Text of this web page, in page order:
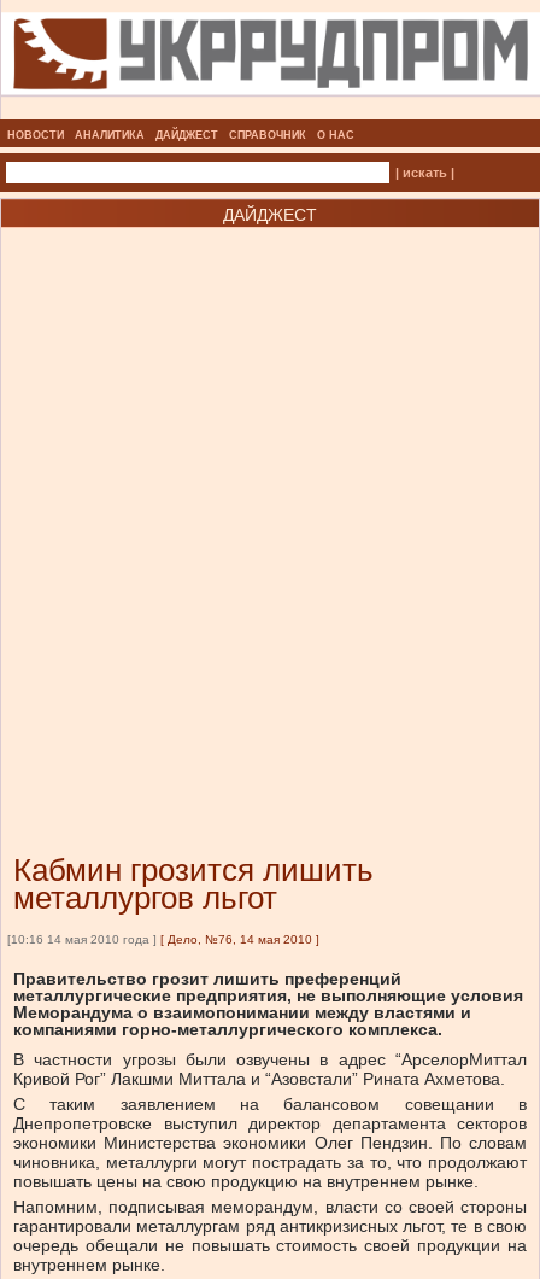
НОВОСТИ АНАЛИТИКА ДАЙДЖЕСТ СПРАВОЧНИК О НАС
| искать |
ДАЙДЖЕСТ
Кабмин грозится лишить
металлургов льгот
[10:16 14 мая 2010 года ] [ Дело, №76, 14 мая 2010 ]
Правительство грозит лишить преференций
металлургические предприятия, не выполняющие условия
Меморандума о взаимопонимании между властями и
компаниями горно-металлургического комплекса.
В частности угрозы были озвучены в адрес “АрселорМиттал
Кривой Рог” Лакшми Миттала и “Азовстали” Рината Ахметова.
С таким заявлением на балансовом совещании в
Днепропетровске выступил директор департамента секторов
экономики Министерства экономики Олег Пендзин. По словам
чиновника, металлурги могут пострадать за то, что продолжают
повышать цены на свою продукцию на внутреннем рынке.
Напомним, подписывая меморандум, власти со своей стороны
гарантировали металлургам ряд антикризисных льгот, те в свою
очередь обещали не повышать стоимость своей продукции на
внутреннем рынке.